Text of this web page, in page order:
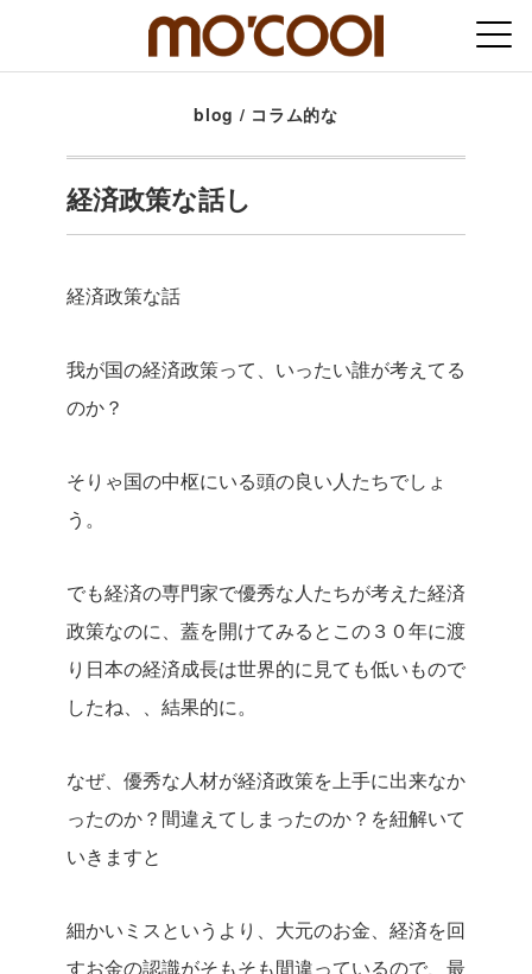
blog / コラム的な
経済政策な話し
経済政策な話
我が国の経済政策って、いったい誰が考えてる
のか？
そりゃ国の中枢にいる頭の良い人たちでしょ
う。
でも経済の専門家で優秀な人たちが考えた経済
政策なのに、蓋を開けてみるとこの３０年に渡
り日本の経済成長は世界的に見ても低いもので
したね、、結果的に。
なぜ、優秀な人材が経済政策を上手に出来なか
ったのか？間違えてしまったのか？を紐解いて
いきますと
細かいミスというより、大元のお金、経済を回
すお金の認識がそもそも間違っているので、最